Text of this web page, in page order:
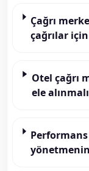
Çağrı
çağrılar
Otel çağrı
ele